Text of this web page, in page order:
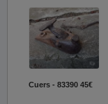
Cuers - 83390 45€